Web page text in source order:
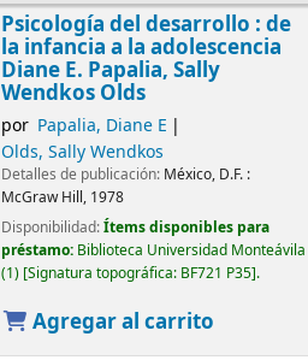
Psicología del desarrollo : de
la infancia a la adolescencia
Diane E. Papalia, Sally
Wendkos Olds
por Papalia, Diane E
Olds, Sally Wendkos
Detalles de publicación: México, D.F. :
McGraw Hill, 1978
Disponibilidad:Ítems disponibles para
préstamo: Biblioteca Universidad Monteávila
(1) Signatura topográfica: BF721 P35 .
Agregar al carrito